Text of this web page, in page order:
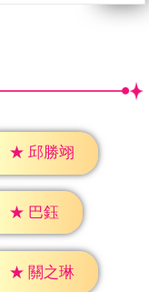
★ 邱勝翊
★ 巴鈺
★ 關之琳